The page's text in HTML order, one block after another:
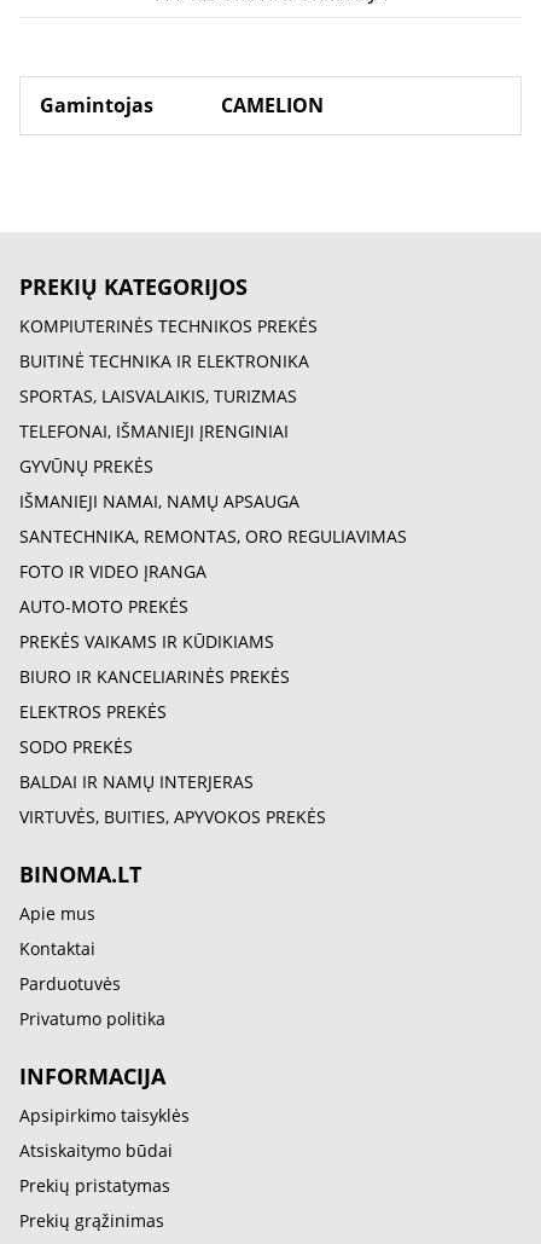
Gamintojas CAMELION
PREKIŲ KATEGORIJOS
KOMPIUTERINĖS TECHNIKOS PREKĖS
BUITINĖ TECHNIKA IR ELEKTRONIKA
SPORTAS, LAISVALAIKIS, TURIZMAS
TELEFONAI, IŠMANIEJI ĮRENGINIAI
GYVŪNŲ PREKĖS
IŠMANIEJI NAMAI, NAMŲ APSAUGA
SANTECHNIKA, REMONTAS, ORO REGULIAVIMAS
FOTO IR VIDEO ĮRANGA
AUTO-MOTO PREKĖS
PREKĖS VAIKAMS IR KŪDIKIAMS
BIURO IR KANCELIARINĖS PREKĖS
ELEKTROS PREKĖS
SODO PREKĖS
BALDAI IR NAMŲ INTERJERAS
VIRTUVĖS, BUITIES, APYVOKOS PREKĖS
BINOMA.LT
Apie mus
Kontaktai
Parduotuvės
Privatumo politika
INFORMACIJA
Apsipirkimo taisyklės
Atsiskaitymo būdai
Prekių pristatymas
Prekių grąžinimas